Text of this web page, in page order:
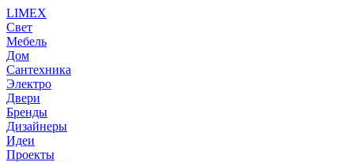
LIMEX
Свет
Мебель
Дом
Сантехника
Электро
Двери
Бренды
Дизайнеры
Идеи
Проекты